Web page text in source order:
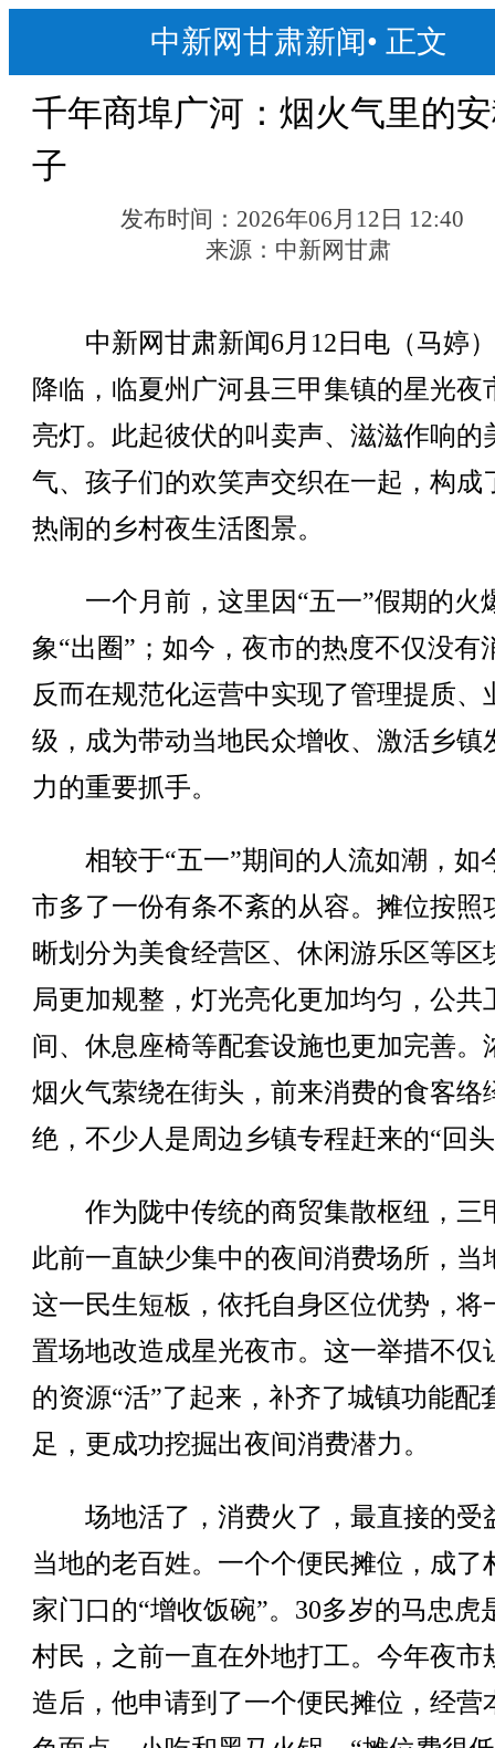
中新网甘肃新闻• 正文
千年商埠广河：烟火气里的
子
发布时间： 2026年06月12日 12:40
来源： 中新网甘肃
中新网甘肃新闻6月12日电（马婷
降临，临夏州广河县三甲集镇的星光夜
亮灯。此起彼伏的叫卖声、滋滋作响的
气、孩子们的欢笑声交织在一起，构成
热闹的乡村夜生活图景。
一个月前，这里因“五一”假期的火
象“出圈”；如今，夜市的热度不仅没有
反而在规范化运营中实现了管理提质、
级，成为带动当地民众增收、激活乡镇
力的重要抓手。
相较于“五一”期间的人流如潮，如
市多了一份有条不紊的从容。摊位按照
晰划分为美食经营区、休闲游乐区等区
局更加规整，灯光亮化更加均匀，公共
间、休息座椅等配套设施也更加完善。
烟火气萦绕在街头，前来消费的食客络
绝，不少人是周边乡镇专程赶来的“回
作为陇中传统的商贸集散枢纽，三
此前一直缺少集中的夜间消费场所，当
这一民生短板，依托自身区位优势，将
置场地改造成星光夜市。这一举措不仅
的资源“活”了起来，补齐了城镇功能配
足，更成功挖掘出夜间消费潜力。
场地活了，消费火了，最直接的受
当地的老百姓。一个个便民摊位，成了
家门口的“增收饭碗”。30多岁的马忠虎
村民，之前一直在外地打工。今年夜市
造后，他申请到了一个便民摊位，经营